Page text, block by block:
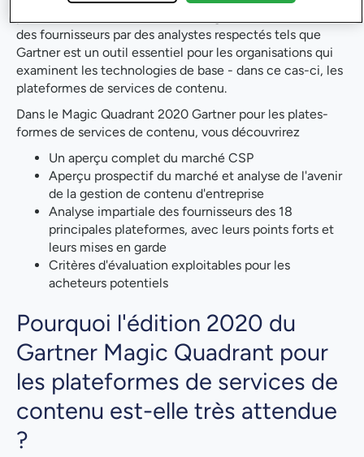
des fournisseurs par des analystes respectés tels que
Gartner est un outil essentiel pour les organisations qui
examinent les technologies de base - dans ce cas-ci, les
plateformes de services de contenu.
Dans le Magic Quadrant 2020 Gartner pour les plates-
formes de services de contenu, vous découvrirez
Un aperçu complet du marché CSP
Aperçu prospectif du marché et analyse de l'avenir
de la gestion de contenu d'entreprise
Analyse impartiale des fournisseurs des 18
principales plateformes, avec leurs points forts et
leurs mises en garde
Critères d'évaluation exploitables pour les
acheteurs potentiels
Pourquoi l'édition 2020 du
Gartner Magic Quadrant pour
les plateformes de services de
contenu est-elle très attendue
?